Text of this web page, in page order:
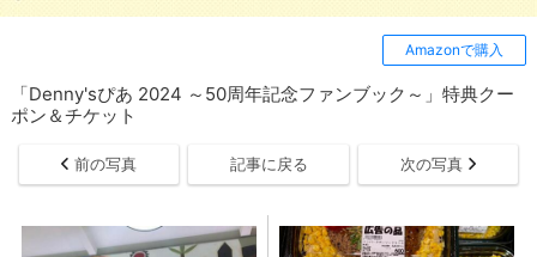
Amazonで購入
「Denny'sぴあ 2024 ～50周年記念ファンブック～」特典クー
ポン＆チケット
前の写真 記事に戻る 次の写真